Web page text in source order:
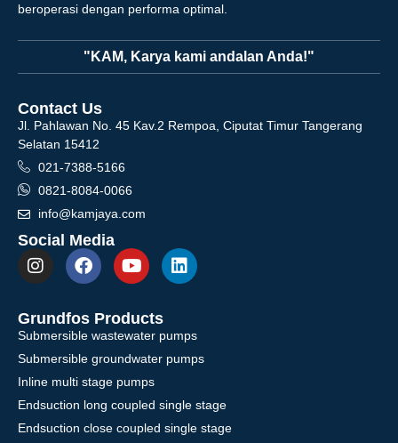
beroperasi dengan performa optimal.
"KAM, Karya kami andalan Anda!"
Contact Us
Jl. Pahlawan No. 45 Kav.2 Rempoa, Ciputat Timur Tangerang
Selatan 15412
021-7388-5166
0821-8084-0066
info@kamjaya.com
Social Media
Grundfos Products
Submersible wastewater pumps
Submersible groundwater pumps
Inline multi stage pumps
Endsuction long coupled single stage
Endsuction close coupled single stage